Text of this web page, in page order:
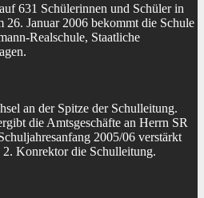
631 Schülerinnen und Schüler in
26. Januar 2006 bekommt die Schule
Realschule, Staatliche
an der Spitze der Schulleitung.
die Amtsgeschäfte an Herrn SR
2005/06 verstärkt
Konrektor die Schulleitung.